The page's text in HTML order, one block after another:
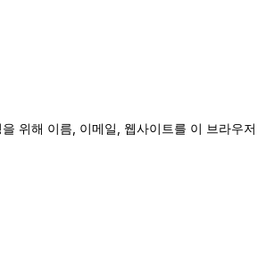
위해 이름, 이메일, 웹사이트를 이 브라우저